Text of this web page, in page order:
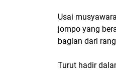
Usai
jompo yang
bagian dari
Turut hadir